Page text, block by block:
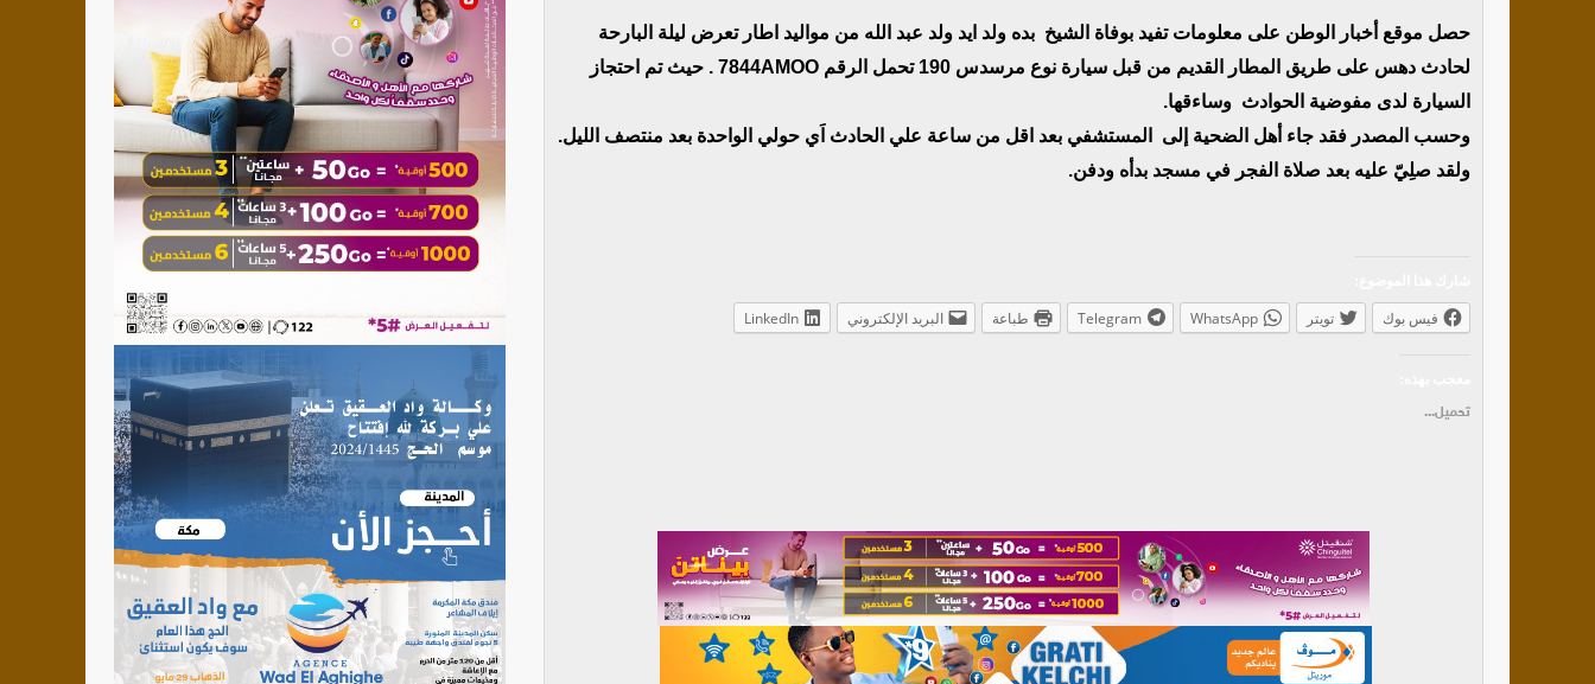
حصل موقع أخبار الوطن على معلومات تفيد بوفاة الشيخ بده ولد ايد ولد عبد الله من مواليد اطار تعرض ليلة البارحة
لحادث دهس على طريق المطار القديم من قبل سيارة نوع مرسدس 190 تحمل الرقم 7844AMOO . حيث تم احتجاز
السيارة لدى مفوضية الحوادث وساءقها.
وحسب المصدر فقد جاء أهل الضحية إلى المستشفي بعد اقل من ساعة علي الحادث اَي حولي الواحدة بعد منتصف الليل.
ولقد صلِيّ عليه بعد صلاة الفجر في مسجد بدأه ودفن.
فيس بوك تويتر WhatsApp
Telegram طباعة البريد الإلكتروني LinkedIn
تحميل...